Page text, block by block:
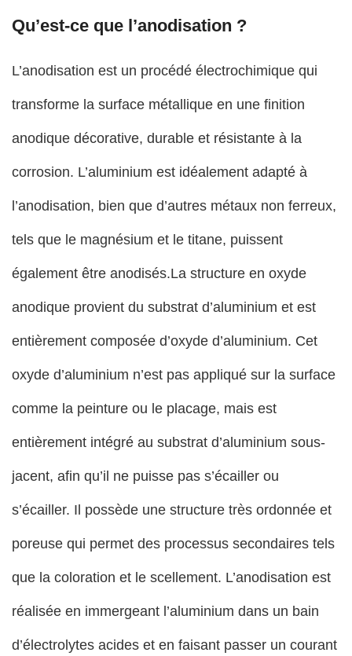
Qu’est-ce que l’anodisation ?
L’anodisation est un procédé électrochimique qui
transforme la surface métallique en une finition
anodique décorative, durable et résistante à la
corrosion. L’aluminium est idéalement adapté à
l’anodisation, bien que d’autres métaux non ferreux,
tels que le magnésium et le titane, puissent
également être anodisés.La structure en oxyde
anodique provient du substrat d’aluminium et est
entièrement composée d’oxyde d’aluminium. Cet
oxyde d’aluminium n’est pas appliqué sur la surface
comme la peinture ou le placage, mais est
entièrement intégré au substrat d’aluminium sous-
jacent, afin qu’il ne puisse pas s’écailler ou
s’écailler. Il possède une structure très ordonnée et
poreuse qui permet des processus secondaires tels
que la coloration et le scellement. L’anodisation est
réalisée en immergeant l’aluminium dans un bain
d’électrolytes acides et en faisant passer un courant